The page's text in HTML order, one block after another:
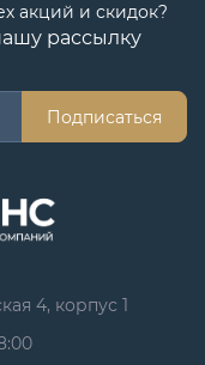
акций и скидок?
рассылку
Подписаться
4, корпус 1